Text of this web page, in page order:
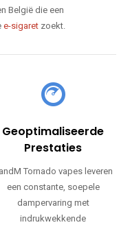
België die een
e-sigaretzoekt.
Geoptimaliseerde
Prestaties
Tornado vapes leveren
een constante, soepele
dampervaring met
indrukwekkende